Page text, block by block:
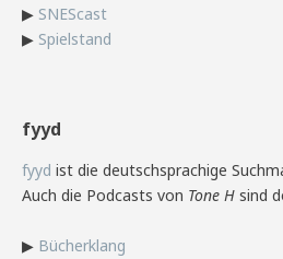
▶ SNEScast
▶ Spielstand
fyyd
fyyd ist die deutschsprachige
Auch die Podcasts von Tone H sind
▶ Bücherklang